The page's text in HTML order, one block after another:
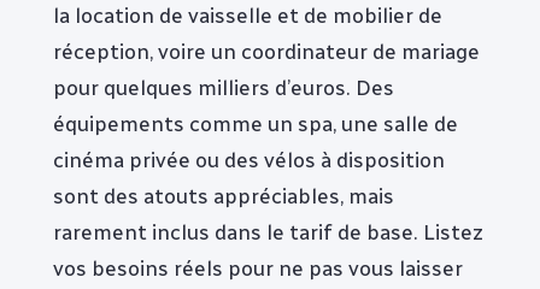
la location de vaisselle et de mobilier de
réception, voire un coordinateur de mariage
pour quelques milliers d’euros. Des
équipements comme un spa, une salle de
cinéma privée ou des vélos à disposition
sont des atouts appréciables, mais
rarement inclus dans le tarif de base. Listez
vos besoins réels pour ne pas vous laisser